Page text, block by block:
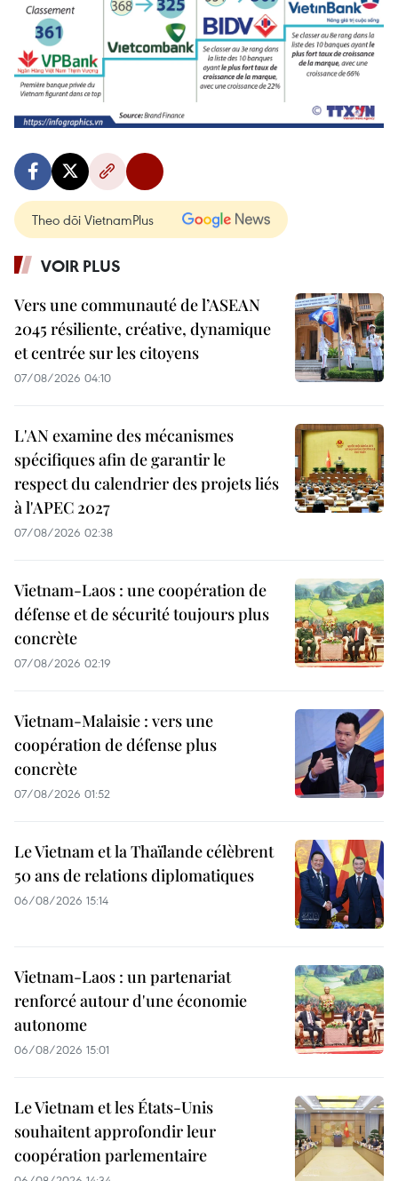
Theo dõi VietnamPlus
VOIR PLUS
Vers une communauté de l’ASEAN
2045 résiliente, créative, dynamique
et centrée sur les citoyens
07/08/2026 04:10
L'AN examine des mécanismes
spécifiques afin de garantir le
respect du calendrier des projets liés
à l'APEC 2027
07/08/2026 02:38
Vietnam-Laos : une coopération de
défense et de sécurité toujours plus
concrète
07/08/2026 02:19
Vietnam-Malaisie : vers une
coopération de défense plus
concrète
07/08/2026 01:52
Le Vietnam et la Thaïlande célèbrent
50 ans de relations diplomatiques
06/08/2026 15:14
Vietnam-Laos : un partenariat
renforcé autour d'une économie
autonome
06/08/2026 15:01
Le Vietnam et les États-Unis
souhaitent approfondir leur
coopération parlementaire